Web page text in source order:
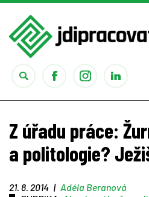
Z úřadu práce:
a politologie?
21. 8. 2014 | Adéla Beranová